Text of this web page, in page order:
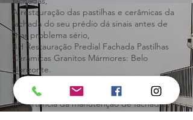
Materiais adequados para restauração de
fachadas,
A restauração das pastilhas e cerâmicas da
fachada do seu prédio dá sinais antes de
virar problema sério,
BH Restauração Predial Fachada Pastilhas
Cerâmicas Granitos Mármores: Belo
Horizonte.
Introdução ao tema da restauração de
fachadas prediais,